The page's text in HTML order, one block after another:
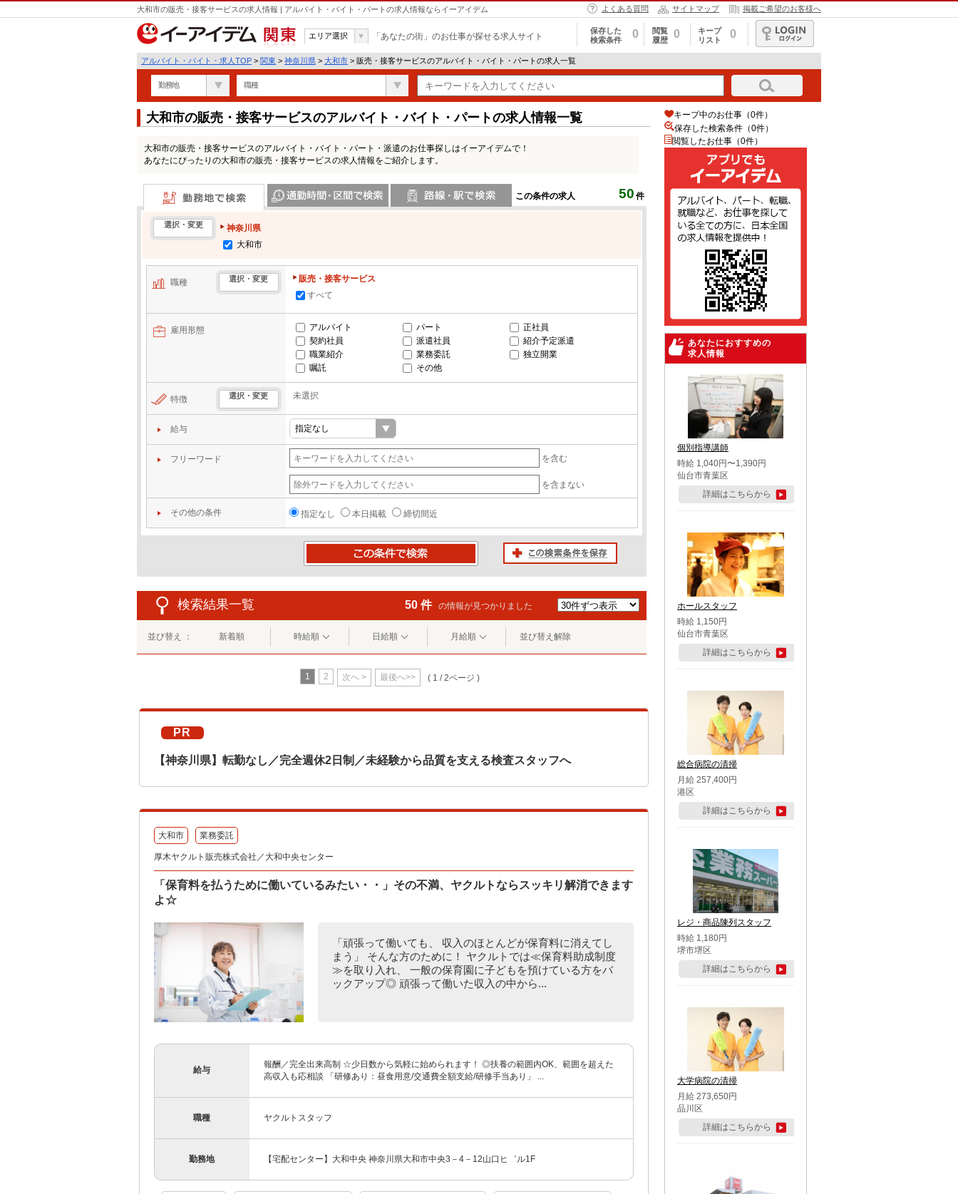
大和市の販売・接客サービスの求人情報 | アルバイト・バイト・パートの求人情報ならイーアイデム よくある質問 サイトマップ 掲載ご希望のお客様へ
関東
エリア選択 「あなたの街」のお仕事が探せる求人サイト
保存した
検索条件
0
閲覧
履歴
0
キープ
リスト
0
ログイン
アルバイト・バイト・求人TOP > 関東 > 神奈川県 > 大和市 > 販売・接客サービスのアルバイト・バイト・パートの求人一覧
勤務地 職種
大和市の販売・接客サービスのアルバイト・バイト・パートの求人情報一覧
大和市の販売・接客サービスのアルバイト・バイト・パート・派遣のお仕事探しはイーアイデムで！
あなたにぴったりの大和市の販売・接客サービスの求人情報をご紹介します。
この条件の求人 50 件
勤務地で検索
選択・変更
神奈川県
大和市
職種 選択・変更
販売・接客サービス
すべて
雇用形態 アルバイト パート
正社員
契約社員
派遣社員
紹介予定派遣
職業紹介
業務委託
独立開業
嘱託
その他
特徴 選択・変更 未選択
給与
フリーワード を含む
を含まない
その他の条件 指定なし 本日掲載 締切間近
検索結果一覧 50 件 の情報が見つかりました
並び替え ： 新着順 時給順 日給順 月給順 並び替え解除
1 2 次へ > 最後へ>> ( 1 / 2ページ )
PR
【神奈川県】転勤なし／完全週休2日制／未経験から品質を支える検査スタッフへ
大和市 業務委託
厚木ヤクルト販売株式会社／大和中央センター
「保育料を払うために働いているみたい・・」その不満、ヤクルトならスッキリ解消できます
よ☆
「頑張って働いても、 収入のほとんどが保育料に消えてし
まう」 そんな方のために！ ヤクルトでは≪保育料助成制度
≫を取り入れ、 一般の保育園に子どもを預けている方をバ
ックアップ◎ 頑張って働いた収入の中から...
給与
報酬／完全出来高制 ☆少日数から気軽に始められます！ ◎扶養の範囲内OK、範囲を超えた
高収入も応相談 「研修あり：昼食用意/交通費全額支給/研修手当あり」 ...
職種 ヤクルトスタッフ
勤務地 【宅配センター】大和中央 神奈川県大和市中央3－4－12山口ヒ゛ル1F
キープ中のお仕事（0件）
保存した検索条件（0件）
閲覧したお仕事（0件）
あなたにおすすめの
求人情報
個別指導講師
時給 1,040円〜1,390円
仙台市青葉区
詳細はこちらから
ホールスタッフ
時給 1,150円
仙台市青葉区
詳細はこちらから
総合病院の清掃
月給 257,400円
港区
詳細はこちらから
レジ・商品陳列スタッフ
時給 1,180円
堺市堺区
詳細はこちらから
大学病院の清掃
月給 273,650円
品川区
詳細はこちらから